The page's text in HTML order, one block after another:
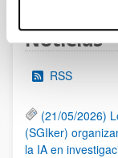
Noticias
RSS
(21/05/2026)
(SGIker)
la IA en